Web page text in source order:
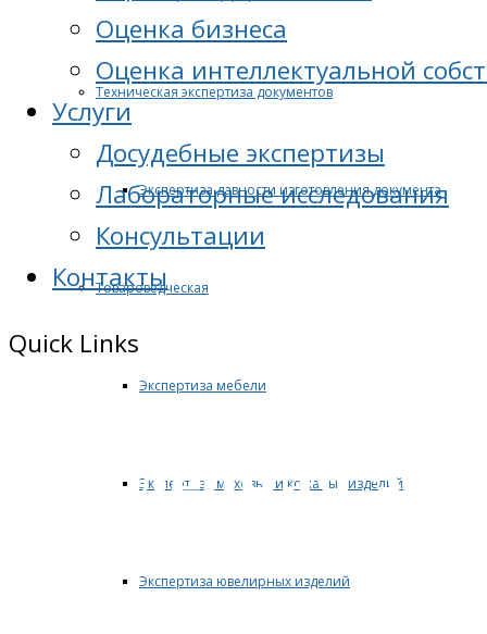
Техническая экспертиза документов
Экспертиза давности изготовления документа
Товароведческая
Экспертиза мебели
Экспертиза меховых и кожаных изделий
Экспертиза ювелирных изделий
Оценка бизнеса
Оценка интеллектуальной
Услуги
Досудебные экспертизы
Лабораторные исследования
Консультации
Контакты
Quick Links
Судебная